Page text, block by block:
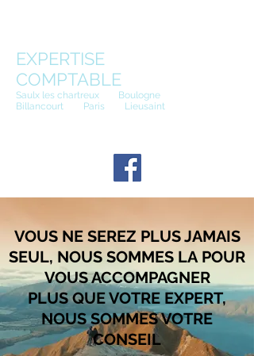
EXPERTISE
COMPTABLE
Saulx les chartreux
Boulogne
Billancourt
Paris Lieusaint
VOUS NE SEREZ PLUS JAMAIS
SEUL, NOUS SOMMES LAPOUR
VOUS ACCOMPAGNER
PLUS QUE VOTRE EXPERT,
NOUS SOMMES VOTRE
CONSEIL